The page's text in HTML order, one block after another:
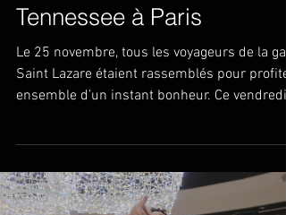
Tennessee à Paris
Le 25 novembre, tous les voyageurs de la
Saint Lazare étaient rassemblés pour profiter
ensemble d’un instant bonheur. Ce